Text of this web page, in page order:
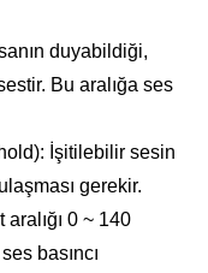
duyabildiği,
Bu aralığa ses
İşitilebilir sesin
gerekir.
0 ~ 140
basıncı